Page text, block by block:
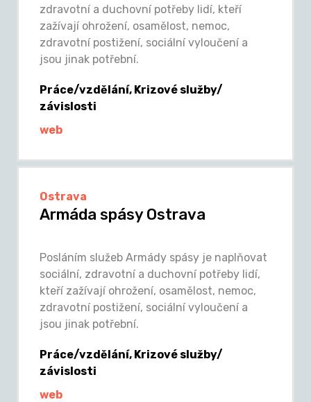
zdravotní a duchovní potřeby lidí, kteří
zažívají ohrožení, osamělost, nemoc,
zdravotní postižení, sociální vyloučení a
jsou jinak potřební.
Práce/vzdělání, Krizové služby/
závislosti
web
Ostrava
Armáda spásy Ostrava
Posláním služeb Armády spásy je naplňovat
sociální, zdravotní a duchovní potřeby lidí,
kteří zažívají ohrožení, osamělost, nemoc,
zdravotní postižení, sociální vyloučení a
jsou jinak potřební.
Práce/vzdělání, Krizové služby/
závislosti
web